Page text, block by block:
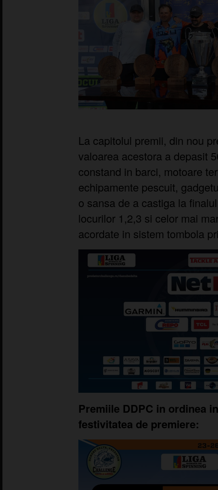
La capitolul premii, din nou
valoarea acestora a depasit
constand in barci, motoare
echipamente pescuit,
o sansa de a castiga la
locurilor 1,2,3 si celor mai
acordate in sistem tombola
Premiile DDPC in ordinea
festivitatea de premiere: